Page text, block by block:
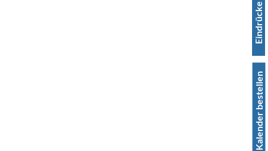
Kalender bestellen
Eindrücke